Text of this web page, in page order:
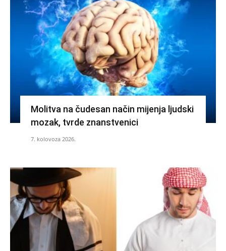
Molitva na čudesan način mijenja ljudski
mozak, tvrde znanstvenici
7. kolovoza 2026.